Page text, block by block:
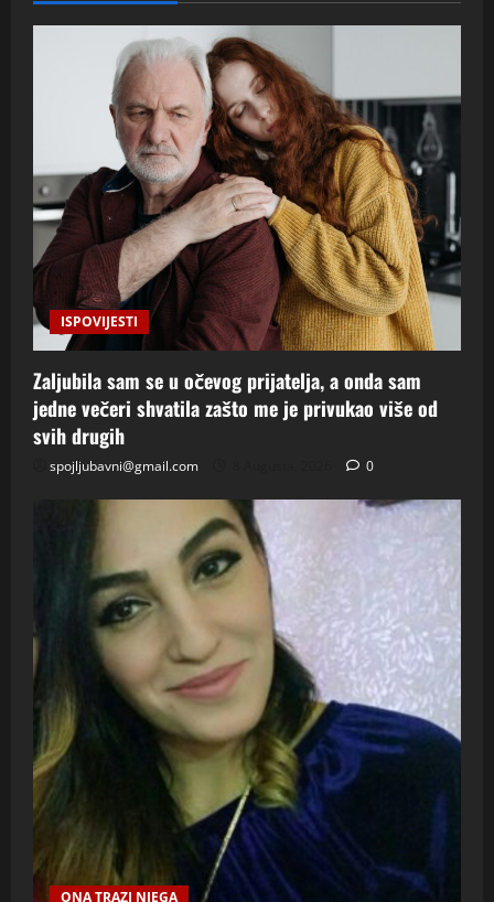
ISPOVIJESTI
Zaljubila sam se u očevog prijatelja, a onda sam
jedne večeri shvatila zašto me je privukao više od
svih drugih
spojljubavni@gmail.com 0
ONA TRAZI NJEGA